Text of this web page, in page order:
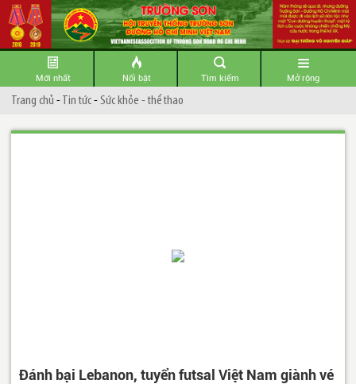
Mới nhất Nổi bật Tìm kiếm Mở rộng
Trang chủ -Tin tức-Sức khỏe - thể thao
Đánh bại Lebanon, tuyển futsal Việt Nam giành vé